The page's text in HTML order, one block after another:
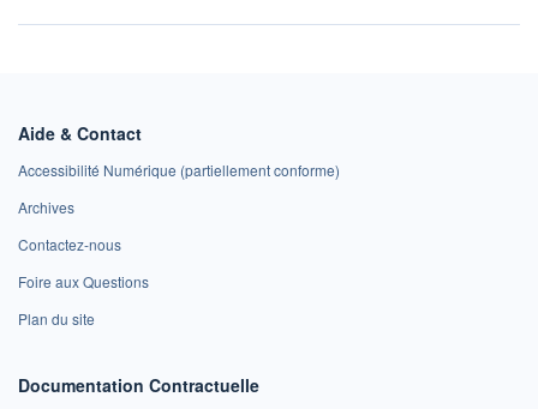
Aide & Contact
Accessibilité Numérique (partiellement conforme)
Archives
Contactez-nous
Foire aux Questions
Plan du site
Documentation Contractuelle